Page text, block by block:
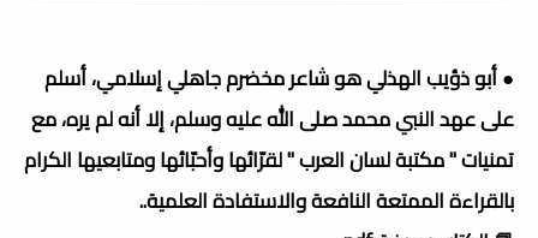
● أبو ذؤيب الهذلي هو شاعر مخضرم جاهلي إسلامي، أسلم
على عهد النبي محمد صلى الله عليه وسلم، إلا أنه لم يره، مع
تمنيات " مكتبة لسان العرب " لقرّائها وأحبّائها ومتابعيها الكرام
بالقراءة الممتعة النافعة والاستفادة العلمية..